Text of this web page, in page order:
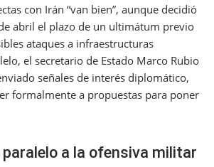
con Irán “van bien”, aunque decidió
abril el plazo de un ultimátum previo
ataques a infraestructuras
el secretario de Estado Marco Rubio
señales de interés diplomático,
formalmente a propuestas para poner
a la ofensiva militar